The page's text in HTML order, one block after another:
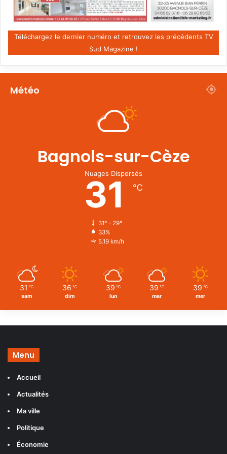
Téléchargez le dernier numéro et retrouvez les précédents TV
Sud Magazine !
Météo
Bagnols-sur-Cèze
Nuages Dispersés
31 ℃
31º - 29º
33%
5.19 km/h
31 ℃
sam
36 ℃
dim
39 ℃
lun
39 ℃
mar
39 ℃
mer
Menu
Accueil
Actualités
Ma ville
Politique
Économie